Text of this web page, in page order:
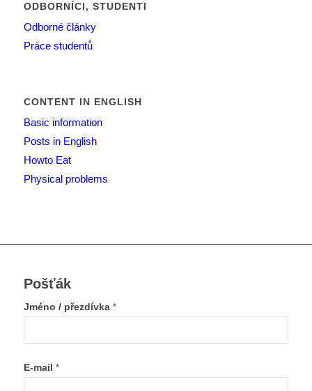
ODBORNÍCI, STUDENTI
Odborné články
Práce studentů
CONTENT IN ENGLISH
Basic information
Posts in English
Howto Eat
Physical problems
Pošťák
Jméno / přezdívka *
E-mail *